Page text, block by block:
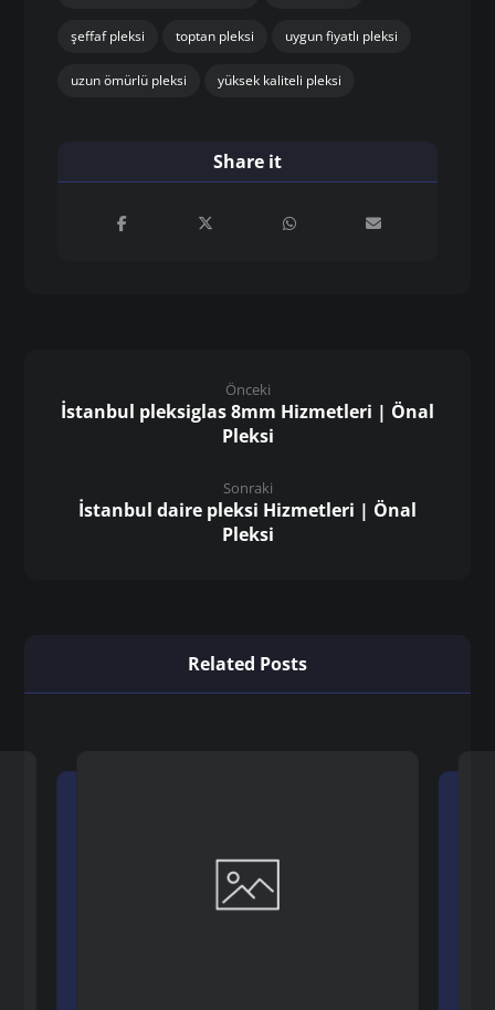
şeffaf pleksi toptan pleksi uygun fiyatlı pleksi
uzun ömürlü pleksi yüksek kaliteli pleksi
Önceki
İstanbul pleksiglas 8mm Hizmetleri | Önal
Pleksi
Sonraki
İstanbul daire pleksi Hizmetleri | Önal
Pleksi
Related Posts